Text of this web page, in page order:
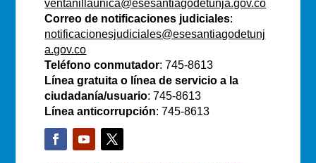
ventanillaunica@esesantiagodetunja.gov.co
Correo de notificaciones judiciales:
notificacionesjudiciales@esesantiagodetunj
a.gov.co
Teléfono conmutador: 745-8613
Línea gratuita o línea de servicio a la
ciudadanía/usuario: 745-8613
Línea anticorrupción: 745-8613